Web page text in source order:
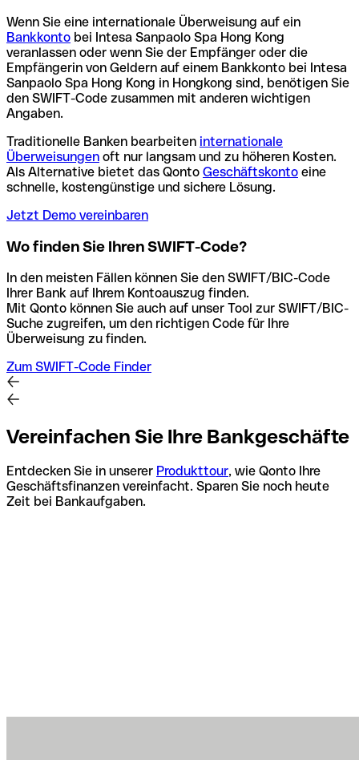
Wenn Sie eine internationale Überweisung auf ein
Bankkonto bei Intesa Sanpaolo Spa Hong Kong
veranlassen oder wenn Sie der Empfänger oder die
Empfängerin von Geldern auf einem Bankkonto bei Intesa
Sanpaolo Spa Hong Kong in Hongkong sind, benötigen Sie
den SWIFT-Code zusammen mit anderen wichtigen
Angaben.
Traditionelle Banken bearbeiten internationale
Überweisungen oft nur langsam und zu höheren Kosten.
Als Alternative bietet das Qonto Geschäftskonto eine
schnelle, kostengünstige und sichere Lösung.
Jetzt Demo vereinbaren
Wo finden Sie Ihren SWIFT-Code?
In den meisten Fällen können Sie den SWIFT/BIC-Code
Ihrer Bank auf Ihrem Kontoauszug finden.
Mit Qonto können Sie auch auf unser Tool zur SWIFT/BIC-
Suche zugreifen, um den richtigen Code für Ihre
Überweisung zu finden.
Zum SWIFT-Code Finder
Vereinfachen Sie Ihre Bankgeschäfte
Entdecken Sie in unserer Produkttour, wie Qonto Ihre
Geschäftsfinanzen vereinfacht. Sparen Sie noch heute
Zeit bei Bankaufgaben.